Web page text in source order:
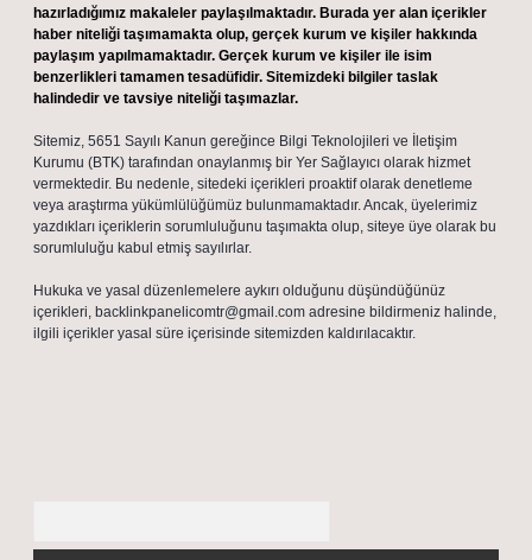
hazırladığımız makaleler paylaşılmaktadır. Burada yer alan içerikler
haber niteliği taşımamakta olup, gerçek kurum ve kişiler hakkında
paylaşım yapılmamaktadır. Gerçek kurum ve kişiler ile isim
benzerlikleri tamamen tesadüfidir. Sitemizdeki bilgiler taslak
halindedir ve tavsiye niteliği taşımazlar.
Sitemiz, 5651 Sayılı Kanun gereğince Bilgi Teknolojileri ve İletişim
Kurumu (BTK) tarafından onaylanmış bir Yer Sağlayıcı olarak hizmet
vermektedir. Bu nedenle, sitedeki içerikleri proaktif olarak denetleme
veya araştırma yükümlülüğümüz bulunmamaktadır. Ancak, üyelerimiz
yazdıkları içeriklerin sorumluluğunu taşımakta olup, siteye üye olarak bu
sorumluluğu kabul etmiş sayılırlar.
Hukuka ve yasal düzenlemelere aykırı olduğunu düşündüğünüz
içerikleri, backlinkpanelicomtr@gmail.com adresine bildirmeniz halinde,
ilgili içerikler yasal süre içerisinde sitemizden kaldırılacaktır.